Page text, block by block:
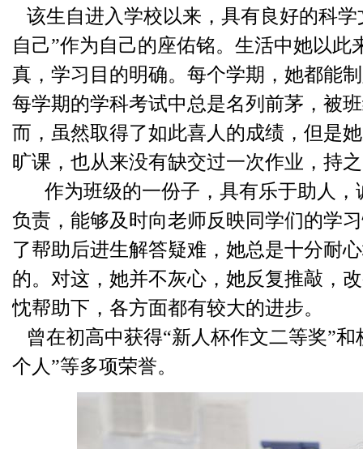
该生自进入学校以来，具有良好的科
自己”作为自己的座佑铭。生活中她以
真，学习目的明确。每个学期，她都能
每学期的学科考试中总是名列前茅，被
而，虽然取得了如此喜人的成绩，但是
旷课，也从来没有缺交过一次作业，持
作为班级的一份子，具有乐于助人
负责，能够及时向老师反映同学们的学
了帮助后进生解答疑难，她总是十分耐
的。对这，她并不灰心，她反复推敲，
忱帮助下，各方面都有较大的进步。
曾在初高中获得“新人杯作文二等奖”
个人”等多项荣誉。